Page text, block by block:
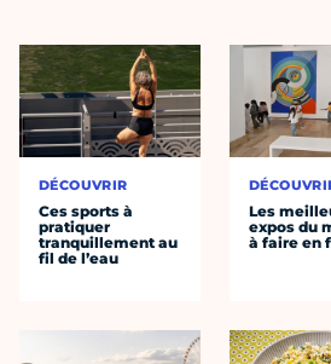
DÉCOUVRIR
Ces sports à
pratiquer
tranquillement au
fil de l’eau
Les
expos du
à faire en